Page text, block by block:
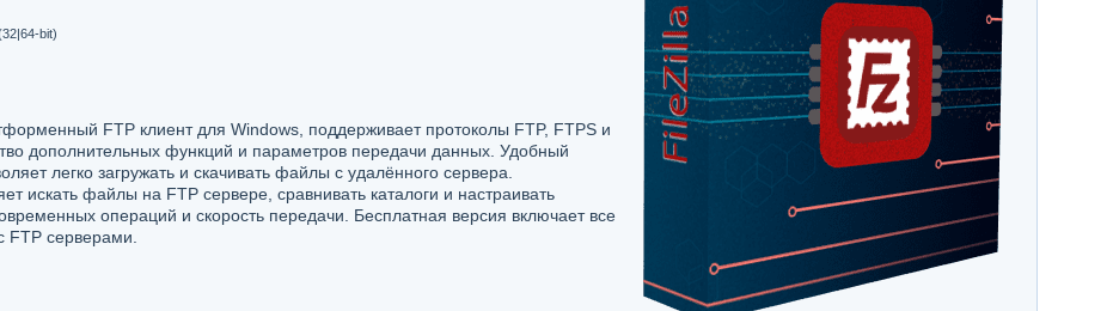
bit)
FTP клиент для Windows, поддерживает протоколы FTP, FTPS и
дополнительных функций и параметров передачи данных. Удобный
легко загружать и скачивать файлы с удалённого сервера.
искать файлы на FTP сервере, сравнивать каталоги и настраивать
операций и скорость передачи. Бесплатная версия включает все
серверами.